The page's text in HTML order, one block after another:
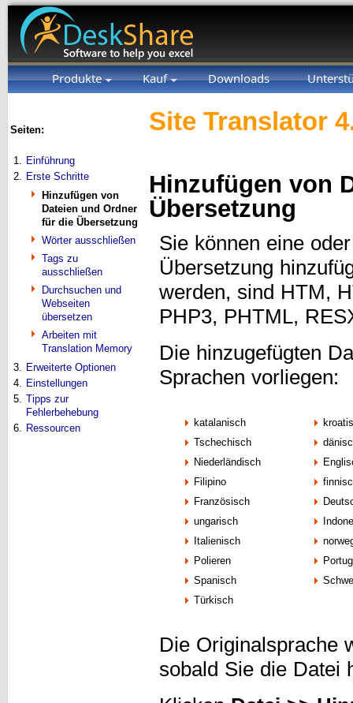
Produkte Kauf Downloads
Seiten:
1. Einführung
2. Erste Schritte
Hinzufügen von
Dateien und Ordner
für die Übersetzung
Wörter ausschließen
Tags zu
ausschließen
Durchsuchen und
Webseiten
übersetzen
Arbeiten mit
Translation Memory
3. Erweiterte Optionen
4. Einstellungen
5. Tipps zur
Fehlerbehebung
6. Ressourcen
Site Translator
Hinzufügen von
Übersetzung
Sie können eine
Übersetzung
werden, sind HTM,
PHP3, PHTML,
Die hinzugefügten
Sprachen vorliegen:
katalanisch
Tschechisch
Niederländisch
Filipino
Französisch
ungarisch
Italienisch
Polieren
Spanisch
Türkisch
Die Originalsprache
sobald Sie die Datei